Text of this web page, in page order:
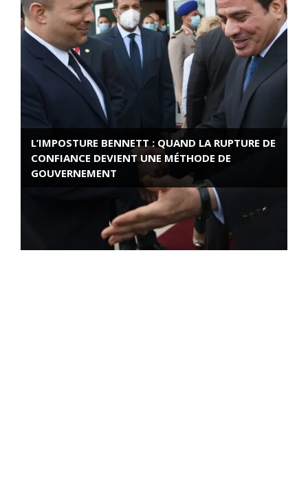
L’IMPOSTURE BENNETT : QUAND LA RUPTURE DE
CONFIANCE DEVIENT UNE MÉTHODE DE
GOUVERNEMENT
ROSE VALLAND, HEROÏNE DE LA RESISTANCE